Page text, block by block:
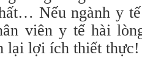
Nếu ngành y
viên y tế hài
lại lợi ích thiết thực!